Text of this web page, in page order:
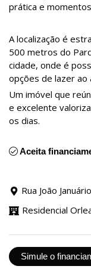
prática e
A localização é
500 metros do
cidade, onde é
opções de lazer ao
Um imóvel que
e excelente
os dias.
Aceita
Rua João
Residencial
Simule o